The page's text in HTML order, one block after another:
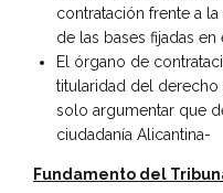
contratación frente a
de las bases fijadas
El órgano de
titularidad del
solo argumentar que
ciudadanía Alicantina-
Fundamento del